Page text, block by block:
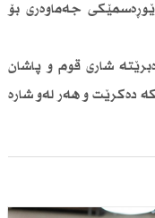
جەماوەری بۆ
7/7 تەرمەكە دەبرێتە شاری قوم و پاشان
دەكرێت و هەر لەو شارە